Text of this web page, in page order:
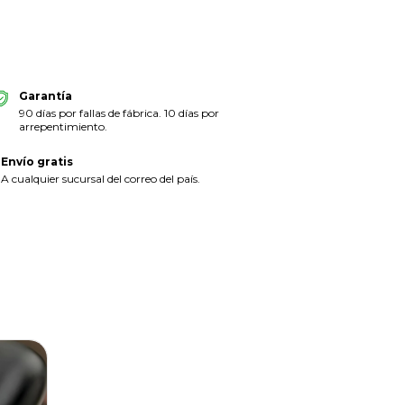
Garantía
90 días por fallas de fábrica. 10 días por
arrepentimiento.
Envío gratis
A cualquier sucursal del correo del país.